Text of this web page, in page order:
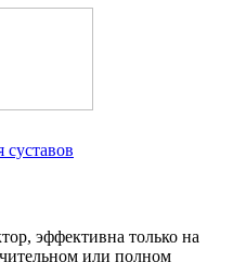
суставов
эффективна только на
или полном